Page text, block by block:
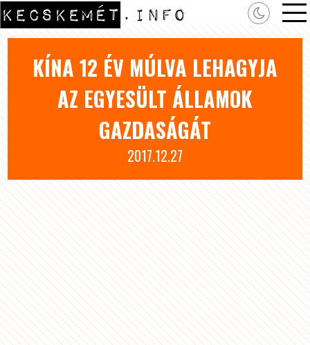
KÍNA 12 ÉV MÚLVA LEHAGYJA
AZ EGYESÜLT ÁLLAMOK
GAZDASÁGÁT
2017.12.27